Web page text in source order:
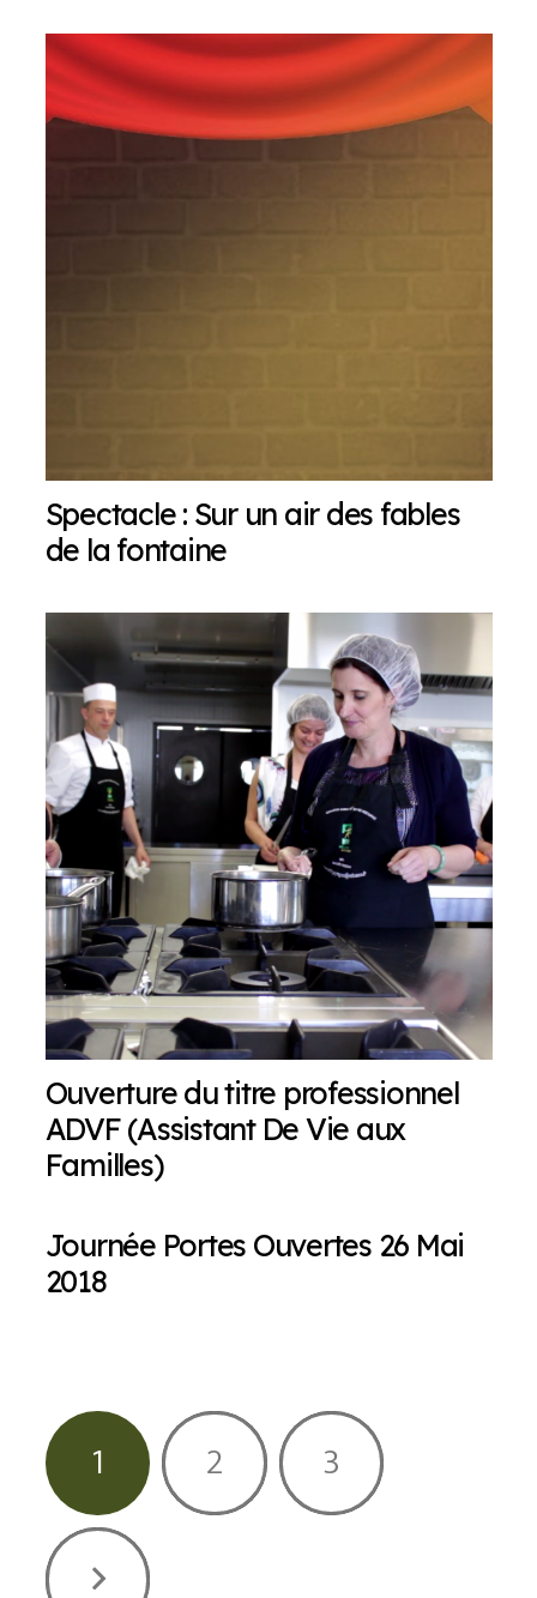
Spectacle : Sur un air des fables
de la fontaine
Ouverture du titre professionnel
ADVF (Assistant De Vie aux
Familles)
Journée Portes Ouvertes 26 Mai
2018
1 2 3